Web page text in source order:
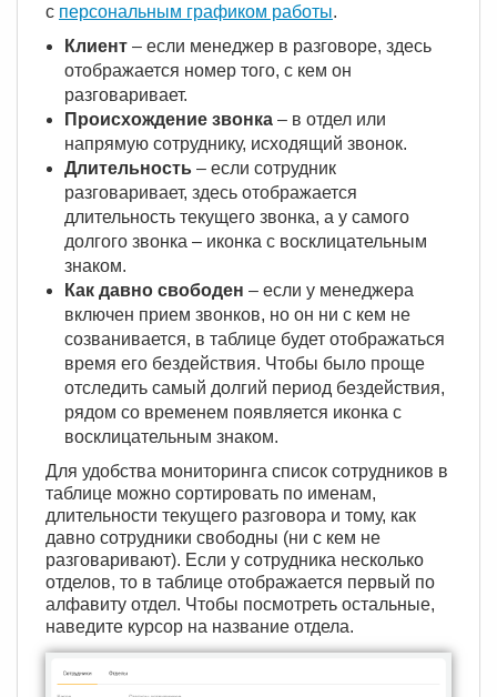
с персональным графиком работы.
Клиент – если менеджер в разговоре, здесь
отображается номер того, с кем он
разговаривает.
Происхождение звонка – в отдел или
напрямую сотруднику, исходящий звонок.
Длительность – если сотрудник
разговаривает, здесь отображается
длительность текущего звонка, а у самого
долгого звонка – иконка с восклицательным
знаком.
Как давно свободен – если у менеджера
включен прием звонков, но он ни с кем не
созванивается, в таблице будет отображаться
время его бездействия. Чтобы было проще
отследить самый долгий период бездействия,
рядом со временем появляется иконка с
восклицательным знаком.
Для удобства мониторинга список сотрудников в
таблице можно сортировать по именам,
длительности текущего разговора и тому, как
давно сотрудники свободны (ни с кем не
разговаривают). Если у сотрудника несколько
отделов, то в таблице отображается первый по
алфавиту отдел. Чтобы посмотреть остальные,
наведите курсор на название отдела.